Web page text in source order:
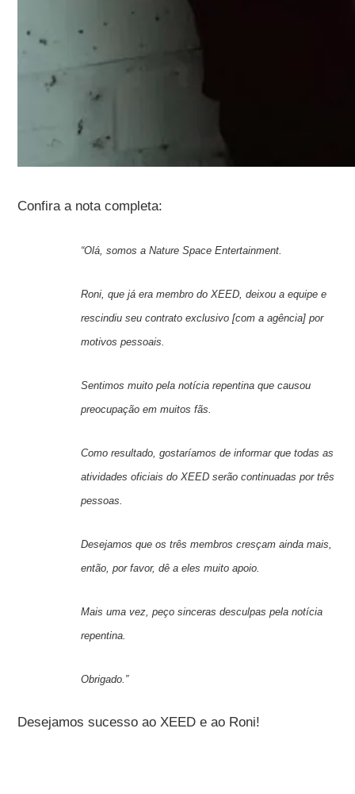
Confira a nota completa:
“Olá, somos a Nature Space Entertainment.
Roni, que já era membro do XEED, deixou a equipe e
rescindiu seu contrato exclusivo [com a agência] por
motivos pessoais.
Sentimos muito pela notícia repentina que causou
preocupação em muitos fãs.
Como resultado, gostaríamos de informar que todas as
atividades oficiais do XEED serão continuadas por três
pessoas.
Desejamos que os três membros cresçam ainda mais,
então, por favor, dê a eles muito apoio.
Mais uma vez, peço sinceras desculpas pela notícia
repentina.
Obrigado.”
Desejamos sucesso ao XEED e ao Roni!